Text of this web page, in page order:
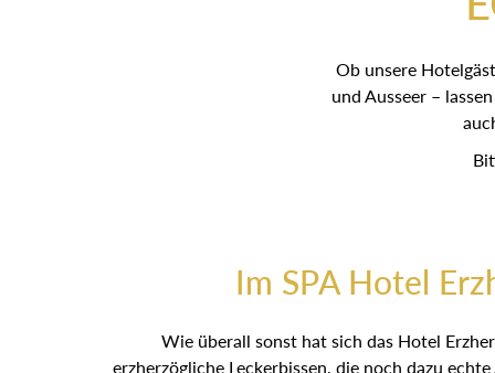
Ob unsere
und Ausseer –
Im SPA Hotel
Wie überall sonst hat sich das Hotel
erzherzögliche Leckerbissen, die noch dazu